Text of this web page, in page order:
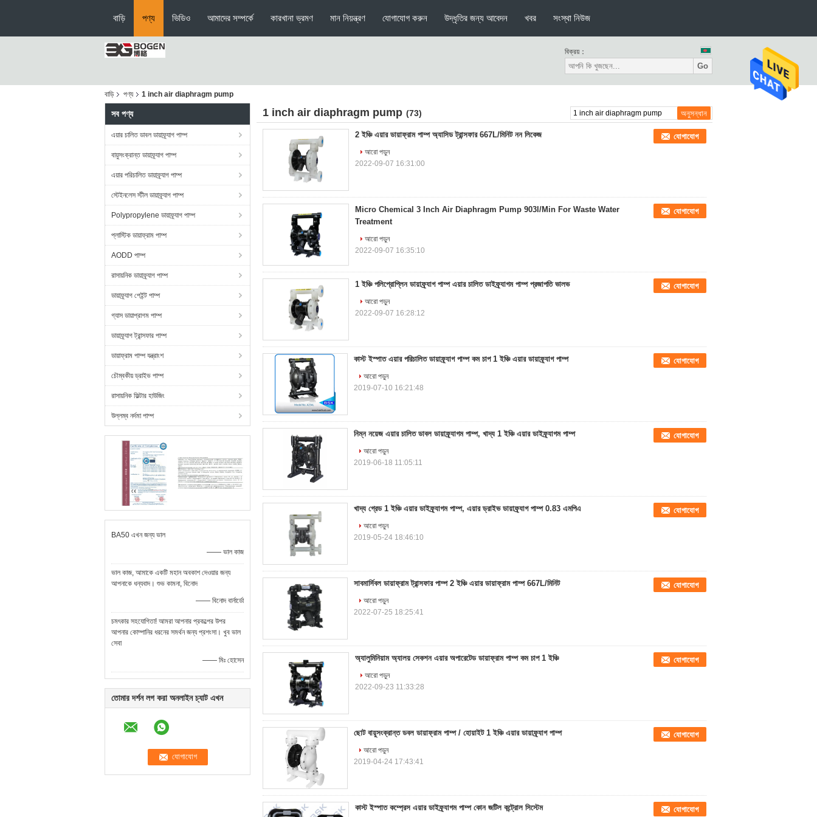
বাড়ি পণ্য ভিডিও আমাদের সম্পর্কে কারখানা ভ্রমণ মান নিয়ন্ত্রণ যোগাযোগ করুন উদ্ধৃতির জন্য আবেদন খবর সংস্থা নিউজ
বিক্রয়：
Go
বাড়ি পণ্য 1 inch air diaphragm pump
সব পণ্য
এয়ার চালিত ডাবল ডায়াফ্র্যাগ পাম্প
বায়ুসংক্রান্ত ডায়াফ্র্যাগ পাম্প
এয়ার পরিচালিত ডায়াফ্র্যাগ পাম্প
স্টেইনলেস স্টীল ডায়াফ্র্যাগ পাম্প
Polypropylene ডায়াফ্র্যাগ পাম্প
প্লাস্টিক ডায়াফ্রাম পাম্প
AODD পাম্প
রাসায়নিক ডায়াফ্র্যাগ পাম্প
ডায়াফ্র্যাগ পেইন্ট পাম্প
গ্যাস ডায়াপ্রাগম পাম্প
ডায়াফ্র্যাগ ট্রান্সফার পাম্প
ডায়াফ্রাম পাম্প যন্ত্রাংশ
চৌম্বকীয় ড্রাইভ পাম্প
রাসায়নিক ফিল্টার হাউজিং
উল্লম্ব নর্দমা পাম্প
BA50 এখন জন্য ভাল
—— ভাল কাজ
ভাল কাজ, আমাকে একটি মহান অবকাশ দেওয়ার জন্য
আপনাকে ধন্যবাদ। শুভ কামনা, বিনোদ
—— বিনোদ বার্নার্ডো
চমৎকার সহযোগিতা! আমরা আপনার প্রকল্পের উপর
আপনার কোম্পানির ধরনের সমর্থন জন্য প্রশংসা। খুব ভাল
সেবা
—— মিঃ হোসেন
তোমার দর্শন লগ করা অনলাইন চ্যাট এখন
1 inch air diaphragm pump (73)
2 ইঞ্চি এয়ার ডায়াফ্রাম পাম্প অ্যাসিড ট্রান্সফার 667L/মিনিট নন লিকেজ যোগাযোগ
আরো পড়ুন
2022-09-07 16:31:00
Micro Chemical 3 Inch Air Diaphragm Pump 903l/Min For Waste Water
Treatment
যোগাযোগ
আরো পড়ুন
2022-09-07 16:35:10
1 ইঞ্চি পলিপ্রোপ্লিন ডায়াফ্র্যাগ পাম্প এয়ার চালিত ডাইফ্র্যাগম পাম্প প্রজাপতি ভালভ যোগাযোগ
আরো পড়ুন
2022-09-07 16:28:12
কাস্ট ইস্পাত এয়ার পরিচালিত ডায়াফ্র্যাগ পাম্প কম চাপ 1 ইঞ্চি এয়ার ডায়াফ্র্যাগ পাম্প যোগাযোগ
আরো পড়ুন
2019-07-10 16:21:48
নিম্ন নয়েজ এয়ার চালিত ডাবল ডায়াফ্র্যাগম পাম্প, খাদ্য 1 ইঞ্চি এয়ার ডাইফ্র্যাগম পাম্প যোগাযোগ
আরো পড়ুন
2019-06-18 11:05:11
খাদ্য গ্রেড 1 ইঞ্চি এয়ার ডাইফ্র্যাগম পাম্প, এয়ার ড্রাইভ ডায়াফ্র্যাগ পাম্প 0.83 এমপিএ যোগাযোগ
আরো পড়ুন
2019-05-24 18:46:10
সাবমার্সিবল ডায়াফ্রাম ট্রান্সফার পাম্প 2 ইঞ্চি এয়ার ডায়াফ্রাম পাম্প 667L/মিনিট যোগাযোগ
আরো পড়ুন
2022-07-25 18:25:41
অ্যালুমিনিয়াম অ্যালয় সেকশন এয়ার অপারেটেড ডায়াফ্রাম পাম্প কম চাপ 1 ইঞ্চি যোগাযোগ
আরো পড়ুন
2022-09-23 11:33:28
ছোট বায়ুসংক্রান্ত ডবল ডায়াফ্রাম পাম্প / হোয়াইট 1 ইঞ্চি এয়ার ডায়াফ্র্যাগ পাম্প যোগাযোগ
আরো পড়ুন
2019-04-24 17:43:41
কাস্ট ইস্পাত কম্প্রেস এয়ার ডাইফ্র্যাগম পাম্প কোন জটিল কন্ট্রোল সিস্টেম যোগাযোগ